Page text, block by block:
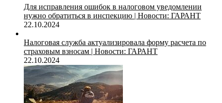
Для исправления ошибок в налоговом уведомлении
нужно обратиться в инспекцию | Новости: ГАРАНТ
22.10.2024
Налоговая служба актуализировала форму расчета по
страховым взносам | Новости: ГАРАНТ
22.10.2024